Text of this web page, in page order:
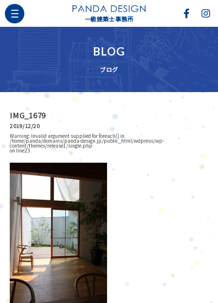
一級建築士事務所
BLOG
ブログ
IMG_1679
2019/12/20
Warning: Invalid argument supplied for foreach() in
/home/panda/domains/panda-design.jp/public_html/wdpress/wp-
content/themes/release1/single.php
on line23